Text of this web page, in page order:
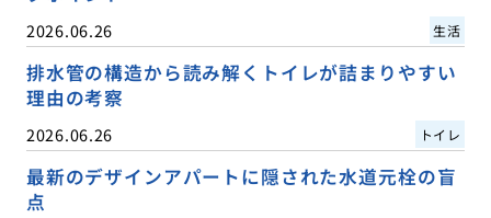
2026.06.26 生活
排水管の構造から読み解くトイレが詰まりやすい
理由の考察
2026.06.26 トイレ
最新のデザインアパートに隠された水道元栓の盲
点